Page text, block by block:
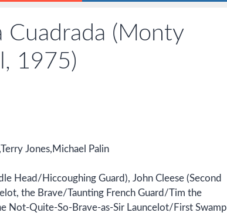
Cuadrada (Monty
1975)
Jones,Michael Palin
Head/Hiccoughing Guard), John Cleese (Second
the Brave/Taunting French Guard/Tim the
Not-Quite-So-Brave-as-Sir Launcelot/First Swamp